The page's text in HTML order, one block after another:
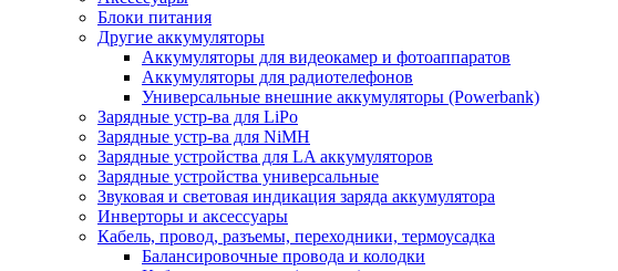
Блоки питания
Другие аккумуляторы
Аккумуляторы для видеокамер и фотоаппаратов
Аккумуляторы для радиотелефонов
Универсальные внешние аккумуляторы (Powerbank)
Зарядные устр-ва для LiPo
Зарядные устр-ва для NiMH
Зарядные устройства для LA аккумуляторов
Зарядные устройства универсальные
Звуковая и световая индикация заряда аккумулятора
Инверторы и аксессуары
Кабель, провод, разъемы, переходники, термоусадка
Балансировочные провода и колодки